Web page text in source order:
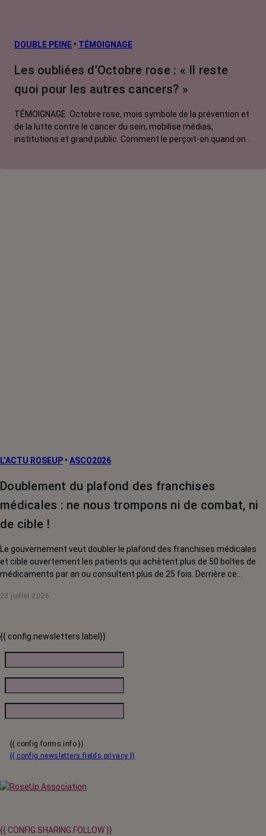
DOUBLE PEINE • TÉMOIGNAGE
Les oubliées d’Octobre rose : « Il reste
quoi pour les autres cancers? »
TÉMOIGNAGE. Octobre rose, mois symbole de la prévention et
de la lutte contre le cancer du sein, mobilise médias,
institutions et grand public. Comment le perçoit-on quand on
L’ACTU ROSEUP • ASCO2026
Doublement du plafond des franchises
médicales : ne nous trompons ni de combat, ni
de cible !
Le gouvernement veut doubler le plafond des franchises médicales
et cible ouvertement les patients qui achètent plus de 50 boîtes de
médicaments par an ou consultent plus de 25 fois. Derrière ce
chroniques, et en premier lieu les personnes touchées par un cancer,
23 juillet 2026
{{ config.newsletters.label}}
{{ config.forms.info }}
{{ config.newsletters.fields.privacy }}
{{ CONFIG.SHARING.FOLLOW }}